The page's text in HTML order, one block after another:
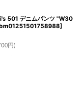
501 デニムパンツ "W30
]
円)